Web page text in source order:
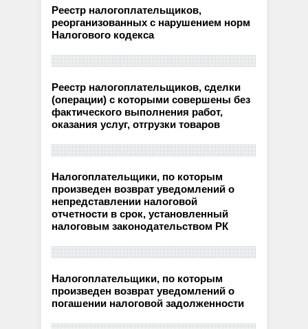
Реестр налогоплательщиков,
реорганизованных с нарушением норм
Налогового кодекса
Реестр налогоплательщиков, сделки
(операции) с которыми совершены без
фактического выполнения работ,
оказания услуг, отгрузки товаров
Налогоплательщики, по которым
произведен возврат уведомлений о
непредставлении налоговой
отчетности в срок, установленный
налоговым законодательством РК
Налогоплательщики, по которым
произведен возврат уведомлений о
погашении налоговой задолженности